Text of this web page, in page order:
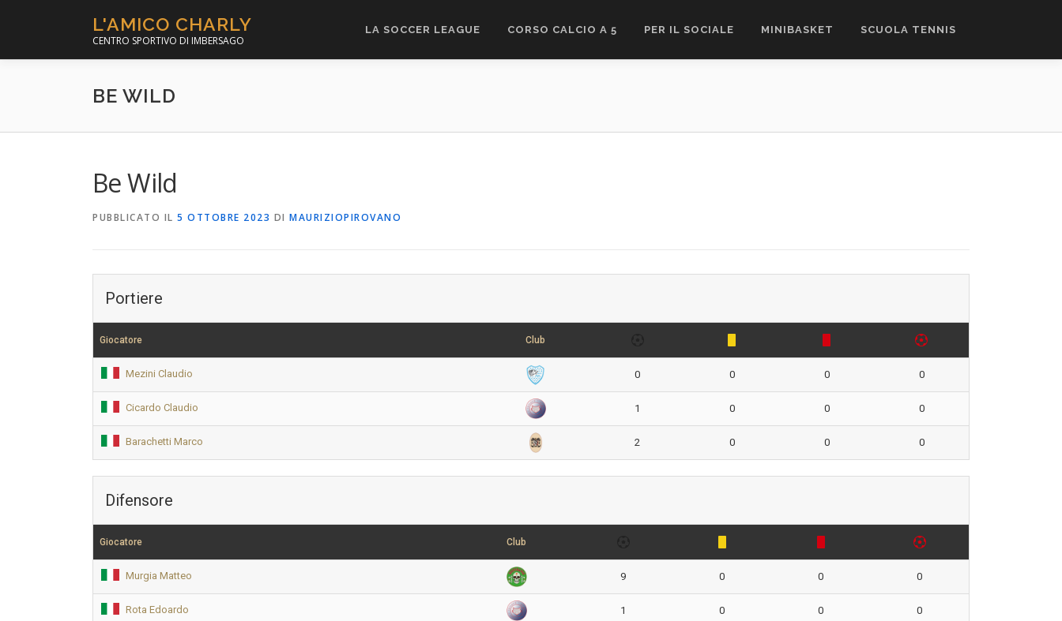
L'AMICO CHARLY
CENTRO SPORTIVO DI IMBERSAGO
LA SOCCER LEAGUE CORSO CALCIO A 5 PER IL SOCIALE MINIBASKET SCUOLA TENNIS
BE WILD
Be Wild
PUBBLICATO IL 5 OTTOBRE 2023 DI MAURIZIOPIROVANO
Portiere
Giocatore Club
Mezini Claudio 0 0 0 0
Cicardo Claudio 1 0 0 0
Barachetti Marco 2 0 0 0
Difensore
Giocatore Club
Murgia Matteo 9 0 0 0
Rota Edoardo 1 0 0 0